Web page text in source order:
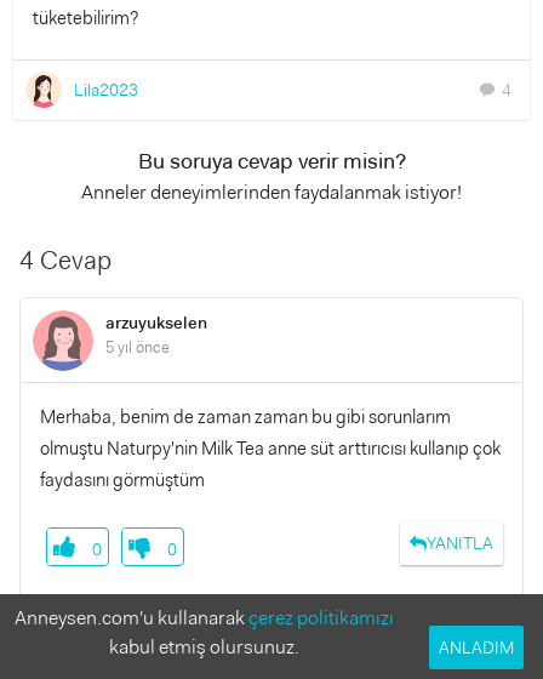
tüketebilirim?
Lila2023 chat 4
Bu soruya cevap verir misin?
Anneler deneyimlerinden faydalanmak istiyor!
4 Cevap
arzuyukselen
5 yıl önce
Merhaba, benim de zaman zaman bu gibi sorunlarım
olmuştu Naturpy'nin Milk Tea anne süt arttırıcısı kullanıp çok
faydasını görmüştüm
YANITLA
0 0
Fadime01
Anneysen.com'u kullanarakçerez politikamızı
kabul etmiş olursunuz.
ANLADIM